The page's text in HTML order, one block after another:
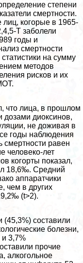
степени
cмepтности.
лиц, когорые в 1965-
Т заболели
годы и
cмepтности
на сумму
методов
рисков и их
что лица, в прошлом
дозами диоксинов,
не доживая в
годы наблюдения
cмepтности равен
человеко-лет
когорты показал,
18,6‰. Средний
аппаратчики
чем в других
(t>2).
(45,3%) составили
болезни,
и 3,7%
прочие
алкогольное